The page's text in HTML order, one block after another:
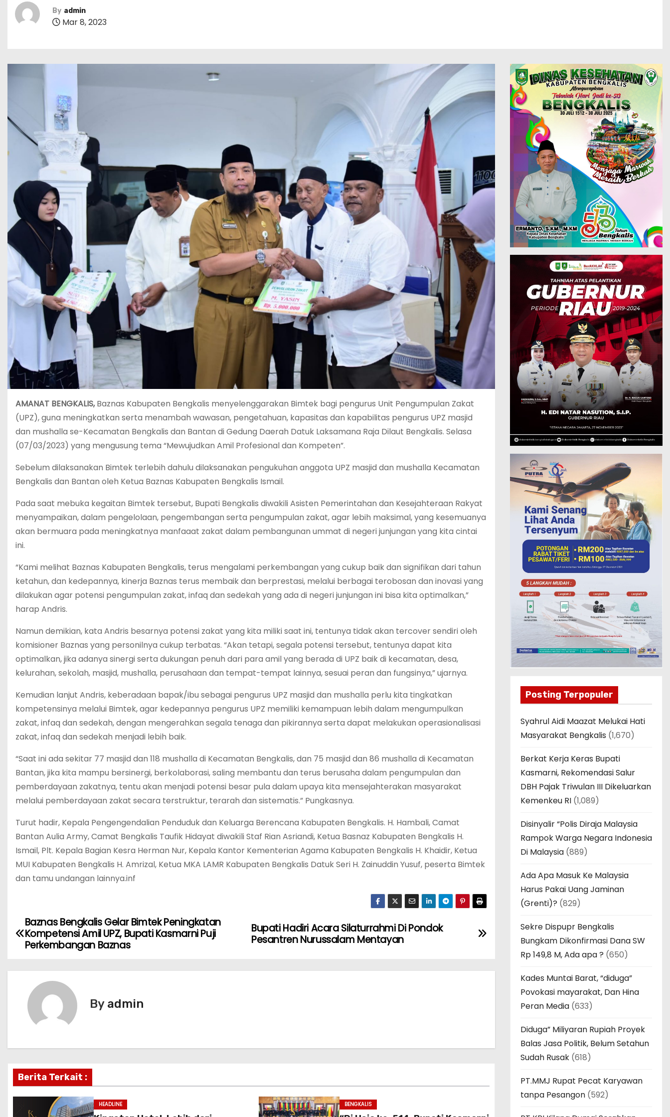
By admin
Mar 8, 2023
AMANAT BENGKALIS,Baznas Kabupaten Bengkalis menyelenggarakan Bimtek bagi pengurus Unit Pengumpulan Zakat
(UPZ), guna meningkatkan serta menambah wawasan, pengetahuan, kapasitas dan kapabilitas pengurus UPZ masjid
dan mushalla se-Kecamatan Bengkalis dan Bantan di Gedung Daerah Datuk Laksamana Raja Dilaut Bengkalis. Selasa
(07/03/2023) yang mengusung tema “Mewujudkan Amil Profesional dan Kompeten”.
Sebelum dilaksanakan Bimtek terlebih dahulu dilaksanakan pengukuhan anggota UPZ masjid dan mushalla Kecamatan
Bengkalis dan Bantan oleh Ketua Baznas Kabupaten Bengkalis Ismail.
Pada saat mebuka kegaitan Bimtek tersebut, Bupati Bengkalis diwakili Asisten Pemerintahan dan Kesejahteraan Rakyat
menyampaikan, dalam pengelolaan, pengembangan serta pengumpulan zakat, agar lebih maksimal, yang kesemuanya
akan bermuara pada meningkatnya manfaaat zakat dalam pembangunan ummat di negeri junjungan yang kita cintai
ini.
“Kami melihat Baznas Kabupaten Bengkalis, terus mengalami perkembangan yang cukup baik dan signifikan dari tahun
ketahun, dan kedepannya, kinerja Baznas terus membaik dan berprestasi, melalui berbagai terobosan dan inovasi yang
dilakukan agar potensi pengumpulan zakat, infaq dan sedekah yang ada di negeri junjungan ini bisa kita optimalkan,”
harap Andris.
Namun demikian, kata Andris besarnya potensi zakat yang kita miliki saat ini, tentunya tidak akan tercover sendiri oleh
komisioner Baznas yang personilnya cukup terbatas. “Akan tetapi, segala potensi tersebut, tentunya dapat kita
optimalkan, jika adanya sinergi serta dukungan penuh dari para amil yang berada di UPZ baik di kecamatan, desa,
kelurahan, sekolah, masjid, mushalla, perusahaan dan tempat-tempat lainnya, sesuai peran dan fungsinya,” ujarnya.
Kemudian lanjut Andris, keberadaan bapak/ibu sebagai pengurus UPZ masjid dan mushalla perlu kita tingkatkan
kompetensinya melalui Bimtek, agar kedepannya pengurus UPZ memiliki kemampuan lebih dalam mengumpulkan
zakat, infaq dan sedekah, dengan mengerahkan segala tenaga dan pikirannya serta dapat melakukan operasionalisasi
zakat, infaq dan sedekah menjadi lebih baik.
“Saat ini ada sekitar 77 masjid dan 118 mushalla di Kecamatan Bengkalis, dan 75 masjid dan 86 mushalla di Kecamatan
Bantan, jika kita mampu bersinergi, berkolaborasi, saling membantu dan terus berusaha dalam pengumpulan dan
pemberdayaan zakatnya, tentu akan menjadi potensi besar pula dalam upaya kita mensejahterakan masyarakat
melalui pemberdayaan zakat secara terstruktur, terarah dan sistematis.” Pungkasnya.
Turut hadir, Kepala Pengengendalian Penduduk dan Keluarga Berencana Kabupaten Bengkalis. H. Hambali, Camat
Bantan Aulia Army, Camat Bengkalis Taufik Hidayat diwakili Staf Rian Asriandi, Ketua Basnaz Kabupaten Bengkalis H.
Ismail, Plt. Kepala Bagian Kesra Herman Nur, Kepala Kantor Kementerian Agama Kabupaten Bengkalis H. Khaidir, Ketua
MUI Kabupaten Bengkalis H. Amrizal, Ketua MKA LAMR Kabupaten Bengkalis Datuk Seri H. Zainuddin Yusuf, peserta Bimtek
dan tamu undangan lainnya.inf
P
s
v
i
g
Bupati Hadiri Acara Silaturrahmi Di Pondok
Pesantren Nurussalam Mentayan
Baznas Bengkalis Gelar Bimtek Peningkatan
Kompetensi Amil UPZ, Bupati Kasmarni Puji
Perkembangan Baznas
By admin
Berita Terkait :
HEADLINE BENGKALIS
Posting Terpopuler
Syahrul Aidi Maazat Melukai Hati
Masyarakat Bengkalis (1,670)
Berkat Kerja Keras Bupati
Kasmarni, Rekomendasi Salur
DBH Pajak Triwulan III Dikeluarkan
Kemenkeu RI (1,089)
Disinyalir “Polis Diraja Malaysia
Rampok Warga Negara Indonesia
Di Malaysia (889)
Ada Apa Masuk Ke Malaysia
Harus Pakai Uang Jaminan
(Grenti)? (829)
Sekre Dispupr Bengkalis
Bungkam Dikonfirmasi Dana SW
Rp 149,8 M, Ada apa ? (650)
Kades Muntai Barat, “diduga”
Povokasi mayarakat, Dan Hina
Peran Media (633)
Diduga” Miliyaran Rupiah Proyek
Balas Jasa Politik, Belum Setahun
Sudah Rusak (618)
PT.MMJ Rupat Pecat Karyawan
tanpa Pesangon (592)